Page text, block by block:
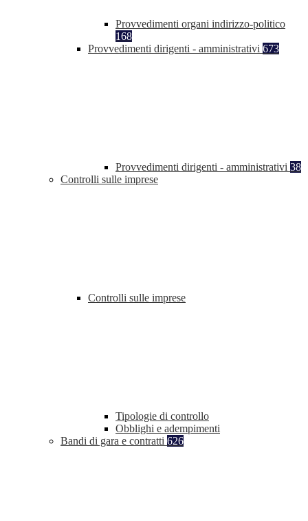
Provvedimenti organi indirizzo-politico
168
Provvedimenti dirigenti - amministrativi 673
Provvedimenti dirigenti - amministrativi 38
Controlli sulle imprese
Controlli sulle imprese
Tipologie di controllo
Obblighi e adempimenti
Bandi di gara e contratti 626